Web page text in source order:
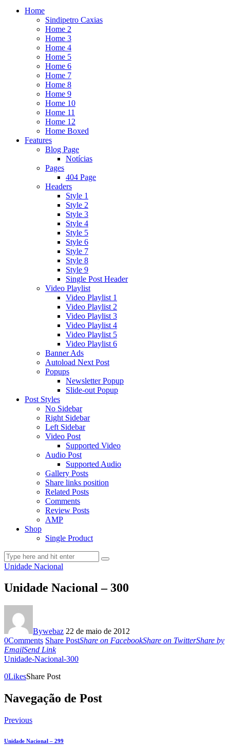
Home
Sindipetro Caxias
Home 2
Home 3
Home 4
Home 5
Home 6
Home 7
Home 8
Home 9
Home 10
Home 11
Home 12
Home Boxed
Features
Blog Page
Notícias
Pages
404 Page
Headers
Style 1
Style 2
Style 3
Style 4
Style 5
Style 6
Style 7
Style 8
Style 9
Single Post Header
Video Playlist
Video Playlist 1
Video Playlist 2
Video Playlist 3
Video Playlist 4
Video Playlist 5
Video Playlist 6
Banner Ads
Autoload Next Post
Popups
Newsletter Popup
Slide-out Popup
Post Styles
No Sidebar
Right Sidebar
Left Sidebar
Video Post
Supported Video
Audio Post
Supported Audio
Gallery Posts
Share links position
Related Posts
Comments
Review Posts
AMP
Shop
Single Product
Unidade Nacional
Unidade Nacional – 300
Bywebaz 22 de maio de 2012
0Comments Share PostShare on FacebookShare on TwitterShare by
EmailSend Link
Unidade-Nacional-300
0LikesShare Post
Navegação de Post
Previous
Unidade Nacional – 299